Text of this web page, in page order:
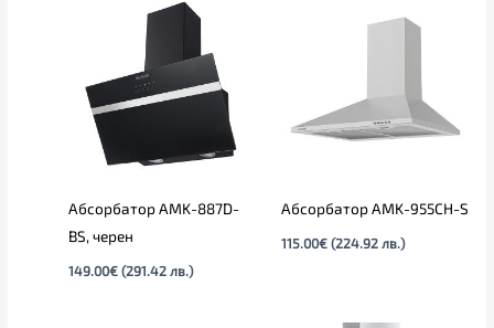
Абсорбатор AMK-887D-
BS, черен
149.00€ (291.42 лв.)
Абсорбатор AMK-955CH-S
115.00€ (224.92 лв.)